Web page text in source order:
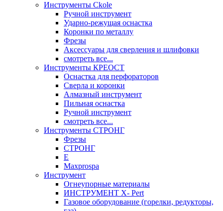
Инструменты Ckole
Ручной инструмент
Ударно‑режущая оснастка
Коронки по металлу
Фрезы
Аксессуары для сверления и шлифовки
смотреть все...
Инструменты КРЕОСТ
Оснастка для перфораторов
Сверла и коронки
Алмазный инструмент
Пильная оснастка
Ручной инструмент
смотреть все...
Инструменты СТРОНГ
Фрезы
СТРОНГ
Е
Maxprospa
Инструмент
Огнеупорные материалы
ИНСТРУМЕНТ X- Pert
Газовое оборудование (горелки, редукторы,